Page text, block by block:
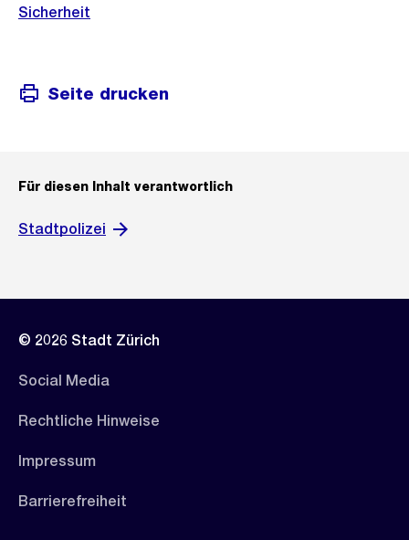
Sicherheit
Seite drucken
Für diesen Inhalt verantwortlich
Stadtpolizei
© 2026 Stadt Zürich
Social Media
Rechtliche Hinweise
Impressum
Barrierefreiheit